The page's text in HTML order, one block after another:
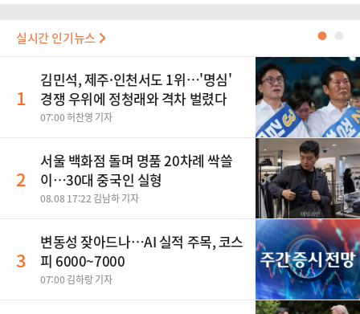
실시간 인기뉴스 ●
1
김민석, 제주·인천서도 1위…'명심'
경쟁 우위에 정청래와 격차 벌렸다
07:00 허찬영 기자
2
서울 백화점 돌며 명품 20차례 싹쓸
이…30대 중국인 실형
08.08 17:22 김남하 기자
3
변동성 잦아드나…AI 실적 주목, 코스
피 6000~7000
07:00 김하랑 기자